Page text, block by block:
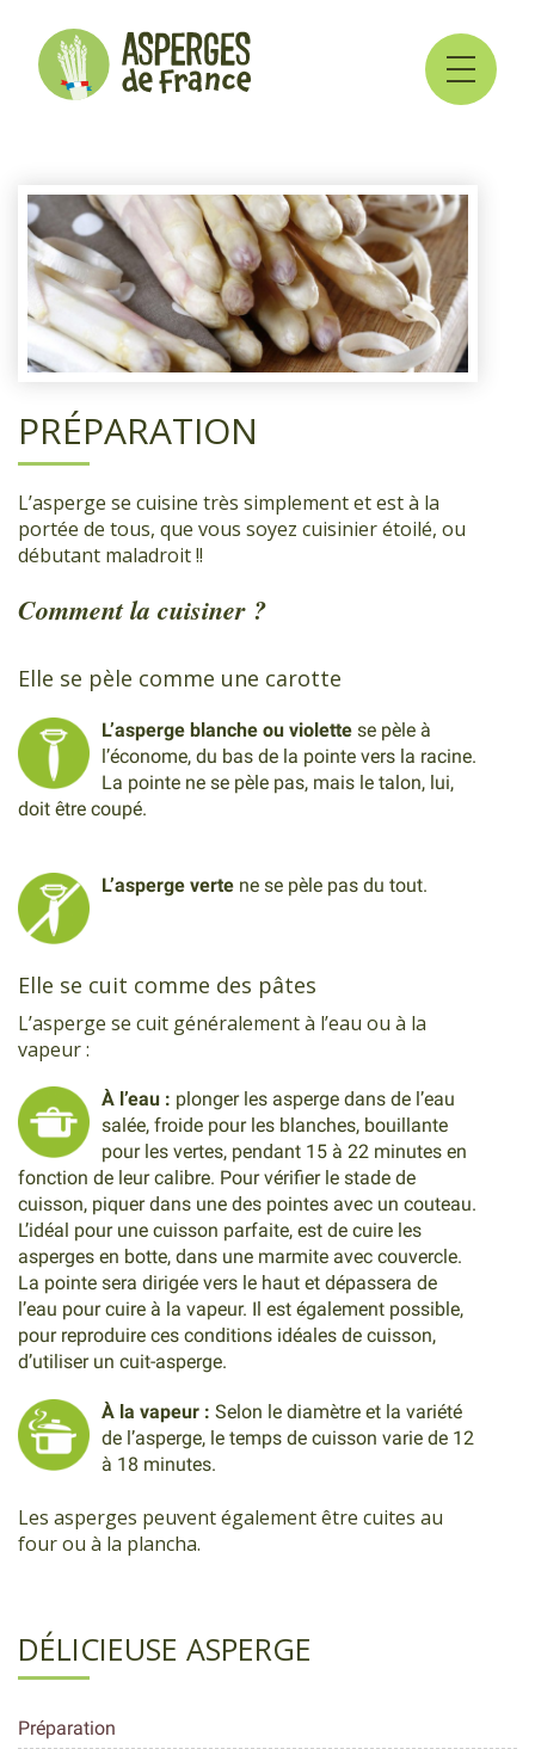
PRÉPARATION
L’asperge se cuisine très simplement et est à la
portée de tous, que vous soyez cuisinier étoilé, ou
débutant maladroit !!
Comment la cuisiner ?
Elle se pèle comme une carotte
L’asperge blanche ou violette se pèle à
l’économe, du bas de la pointe vers la racine.
La pointe ne se pèle pas, mais le talon, lui,
doit être coupé.
L’asperge verte ne se pèle pas du tout.
Elle se cuit comme des pâtes
L’asperge se cuit généralement à l’eau ou à la
vapeur :
À l’eau : plonger les asperge dans de l’eau
salée, froide pour les blanches, bouillante
pour les vertes, pendant 15 à 22 minutes en
fonction de leur calibre. Pour vérifier le stade de
cuisson, piquer dans une des pointes avec un couteau.
L’idéal pour une cuisson parfaite, est de cuire les
asperges en botte, dans une marmite avec couvercle.
La pointe sera dirigée vers le haut et dépassera de
l’eau pour cuire à la vapeur. Il est également possible,
pour reproduire ces conditions idéales de cuisson,
d’utiliser un cuit-asperge.
À la vapeur : Selon le diamètre et la variété
de l’asperge, le temps de cuisson varie de 12
à 18 minutes.
Les asperges peuvent également être cuites au
four ou à la plancha.
DÉLICIEUSE ASPERGE
Préparation